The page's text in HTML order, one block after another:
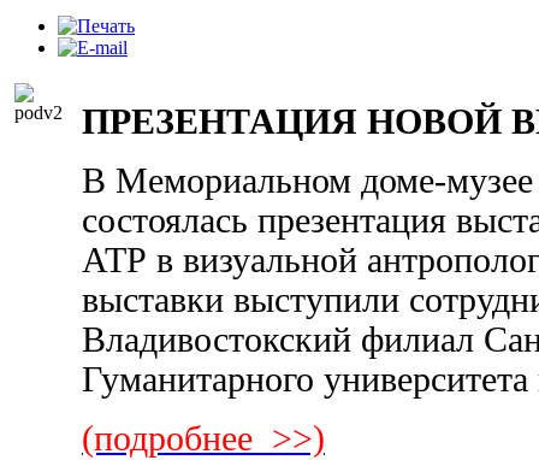
ПРЕЗЕНТАЦИЯ НОВОЙ
В Мемориальном доме-
состоялась презентация
АТР в визуальной
выставки выступили
Владивостокский филиал
Гуманитарного
(подробнее >>)